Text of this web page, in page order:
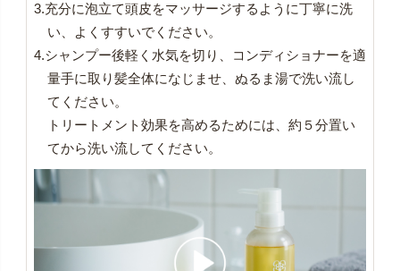
3.充分に泡立て頭皮をマッサージするように丁寧に洗
い、よくすすいでください。
4.シャンプー後軽く水気を切り、コンディショナーを適
量手に取り髪全体になじませ、ぬるま湯で洗い流し
てください。
トリートメント効果を高めるためには、約５分置い
てから洗い流してください。